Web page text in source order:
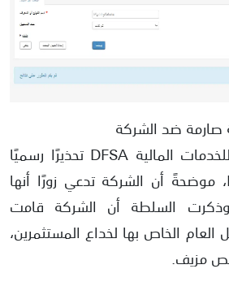
صارمة ضد الشركة
أصدرت سلطة دبي للخدمات المالية DFSA تحذيرًا رسميًا
وصريحًا ضد Lyfelete، موضحةً أن الشركة تدعي زورًا أنها
السلطة أن الشركة قامت
الخاص بها لخداع المستثمرين،
مزيف.